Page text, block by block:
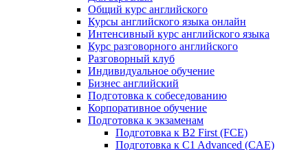
Общий курс английского
Курсы английского языка онлайн
Интенсивный курс английского языка
Курс разговорного английского
Разговорный клуб
Индивидуальное обучение
Бизнес английский
Подготовка к собеседованию
Корпоративное обучение
Подготовка к экзаменам
Подготовка к B2 First (FCE)
Подготовка к C1 Advanced (CAE)